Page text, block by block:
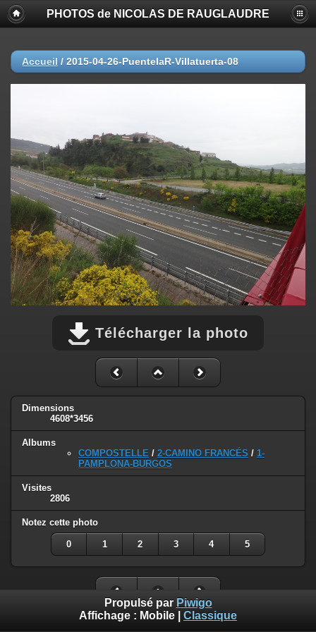
PHOTOS de NICOLAS DE RAUGLAUDRE
Accueil / 2015-04-26-PuentelaR-Villatuerta-08
Télécharger la photo
Dimensions
4608*3456
Albums
COMPOSTELLE / 2-CAMINO FRANCÉS / 1-
PAMPLONA-BURGOS
Visites
2806
Notez cette photo
0 1 2 3 4 5
Propulsé par Piwigo
Affichage : Mobile Classique